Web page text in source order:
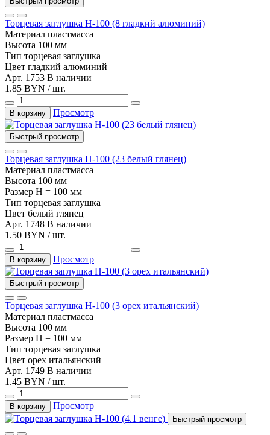
Торцевая заглушка Н-100 (8 гладкий алюминий)
Материал пластмасса
Высота 100 мм
Тип торцевая заглушка
Цвет гладкий алюминий
Арт. 1753 В наличии
1.85 BYN / шт.
В корзину Просмотр
Быстрый просмотр
Торцевая заглушка Н-100 (23 белый глянец)
Материал пластмасса
Высота 100 мм
Размер H = 100 мм
Тип торцевая заглушка
Цвет белый глянец
Арт. 1748 В наличии
1.50 BYN / шт.
В корзину Просмотр
Быстрый просмотр
Торцевая заглушка Н-100 (3 орех итальянский)
Материал пластмасса
Высота 100 мм
Размер H = 100 мм
Тип торцевая заглушка
Цвет орех итальянский
Арт. 1749 В наличии
1.45 BYN / шт.
В корзину Просмотр
Быстрый просмотр